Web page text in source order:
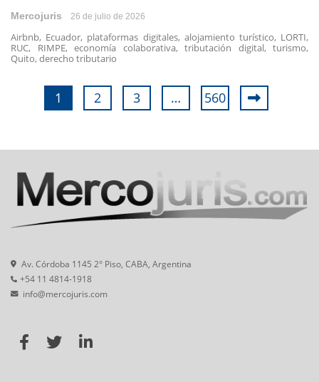
Mercojuris 26 de julio de 2026
Airbnb, Ecuador, plataformas digitales, alojamiento turístico, LORTI,
RUC, RIMPE, economía colaborativa, tributación digital, turismo,
Quito, derecho tributario
1 2 3 … 560
Av. Córdoba 1145 2° Piso, CABA, Argentina
+54 11 4814-1918
info@mercojuris.com